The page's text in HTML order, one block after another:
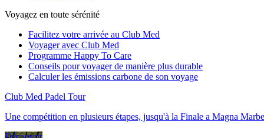
Voyagez en toute sérénité
Facilitez votre arrivée au Club Med
Voyager avec Club Med
Programme Happy To Care
Conseils pour voyager de manière plus durable
Calculer les émissions carbone de son voyage
Club Med Padel Tour
Une compétition en plusieurs étapes, jusqu'à la Finale a Magna